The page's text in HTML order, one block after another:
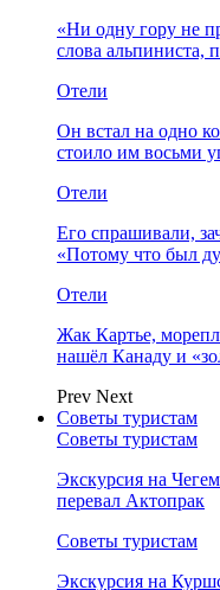
«Ни одну гору не
слова альпиниста,
Отели
Он встал на одно
стоило им восьми
Отели
Его спрашивали,
«Потому что был
Отели
Жак Картье,
нашёл Канаду и
Prev Next
Советы туристам
Советы туристам
Экскурсия на
перевал Актопрак
Советы туристам
Экскурсия на